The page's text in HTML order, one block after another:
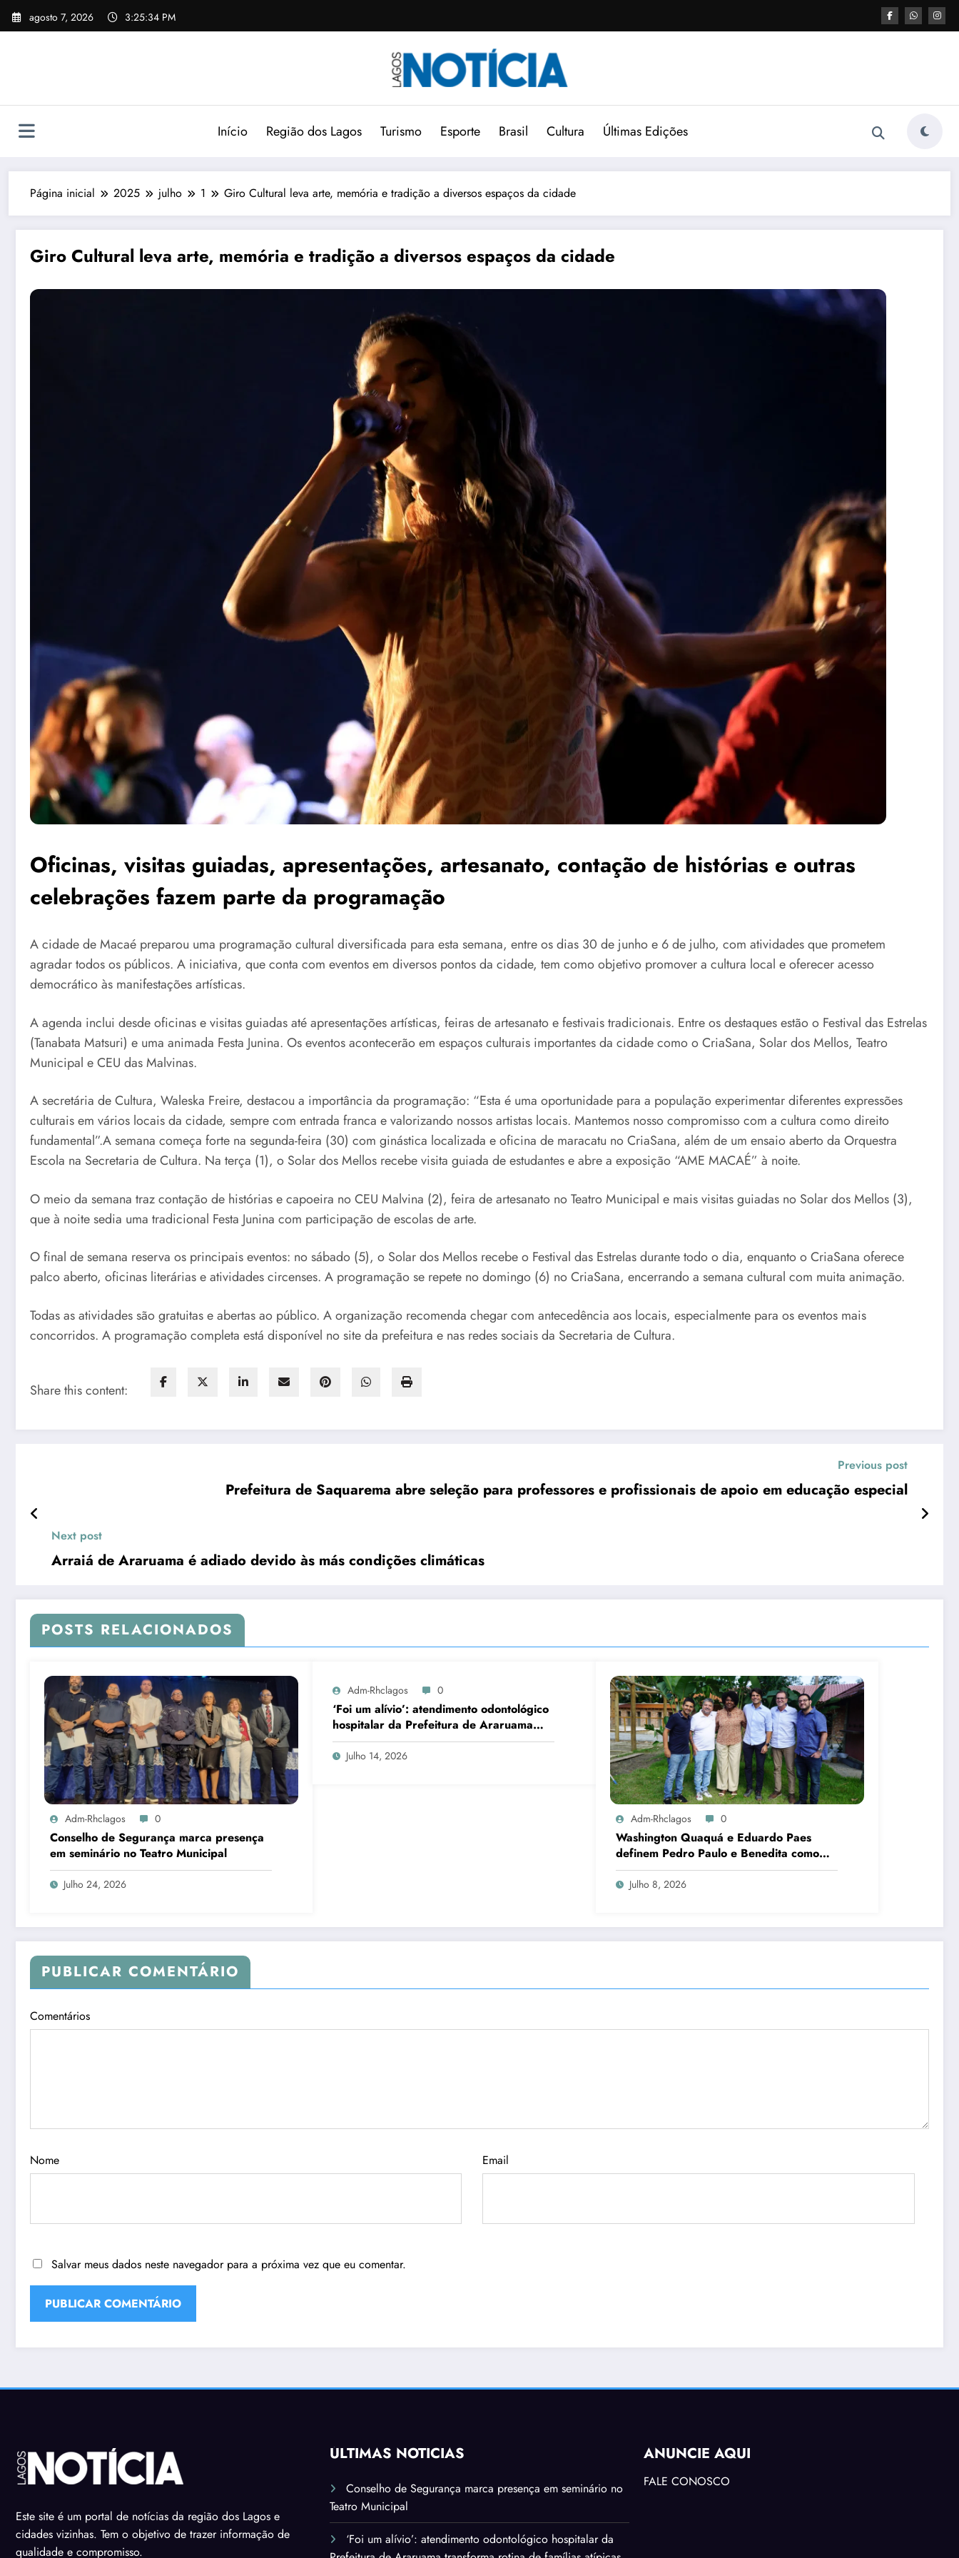
agosto 7, 2026 3:25:35 PM
Início Região dos Lagos Turismo Esporte Brasil Cultura Últimas Edições
Página inicial 2025 julho 1 Giro Cultural leva arte, memória e tradição a diversos espaços da cidade
Giro Cultural leva arte, memória e tradição a diversos espaços da cidade
Oficinas, visitas guiadas, apresentações, artesanato, contação de histórias e outras
celebrações fazem parte da programação
A cidade de Macaé preparou uma programação cultural diversificada para esta semana, entre os dias 30 de junho e 6 de julho, com atividades que prometem
agradar todos os públicos. A iniciativa, que conta com eventos em diversos pontos da cidade, tem como objetivo promover a cultura local e oferecer acesso
democrático às manifestações artísticas.
A agenda inclui desde oficinas e visitas guiadas até apresentações artísticas, feiras de artesanato e festivais tradicionais. Entre os destaques estão o Festival das Estrelas
(Tanabata Matsuri) e uma animada Festa Junina. Os eventos acontecerão em espaços culturais importantes da cidade como o CriaSana, Solar dos Mellos, Teatro
Municipal e CEU das Malvinas.
A secretária de Cultura, Waleska Freire, destacou a importância da programação: “Esta é uma oportunidade para a população experimentar diferentes expressões
culturais em vários locais da cidade, sempre com entrada franca e valorizando nossos artistas locais. Mantemos nosso compromisso com a cultura como direito
fundamental”.A semana começa forte na segunda-feira (30) com ginástica localizada e oficina de maracatu no CriaSana, além de um ensaio aberto da Orquestra
Escola na Secretaria de Cultura. Na terça (1), o Solar dos Mellos recebe visita guiada de estudantes e abre a exposição “AME MACAÉ” à noite.
O meio da semana traz contação de histórias e capoeira no CEU Malvina (2), feira de artesanato no Teatro Municipal e mais visitas guiadas no Solar dos Mellos (3),
que à noite sedia uma tradicional Festa Junina com participação de escolas de arte.
O final de semana reserva os principais eventos: no sábado (5), o Solar dos Mellos recebe o Festival das Estrelas durante todo o dia, enquanto o CriaSana oferece
palco aberto, oficinas literárias e atividades circenses. A programação se repete no domingo (6) no CriaSana, encerrando a semana cultural com muita animação.
Todas as atividades são gratuitas e abertas ao público. A organização recomenda chegar com antecedência aos locais, especialmente para os eventos mais
concorridos. A programação completa está disponível no site da prefeitura e nas redes sociais da Secretaria de Cultura.
Share this content:
Previous post
Prefeitura de Saquarema abre seleção para professores e profissionais de apoio em educação especial
Next post
Arraiá de Araruama é adiado devido às más condições climáticas
POSTS RELACIONADOS
Adm-Rhclagos 0
Conselho de Segurança marca presença
em seminário no Teatro Municipal
Julho 24, 2026
Adm-Rhclagos 0
‘Foi um alívio’: atendimento odontológico
hospitalar da Prefeitura de Araruama
transforma rotina de famílias atípicas
Julho 14, 2026
Adm-Rhclagos 0
Washington Quaquá e Eduardo Paes
definem Pedro Paulo e Benedita como
candidatos ao Senado no Rio
Julho 8, 2026
PUBLICAR COMENTÁRIO
Comentários
Nome Email
Salvar meus dados neste navegador para a próxima vez que eu comentar.
Este site é um portal de notícias da região dos Lagos e
cidades vizinhas. Tem o objetivo de trazer informação de
qualidade e compromisso.
ÚLTIMAS NOTÍCIAS
Conselho de Segurança marca presença em seminário no
Teatro Municipal
‘Foi um alívio’: atendimento odontológico hospitalar da
ANUNCIE AQUI
FALE CONOSCO